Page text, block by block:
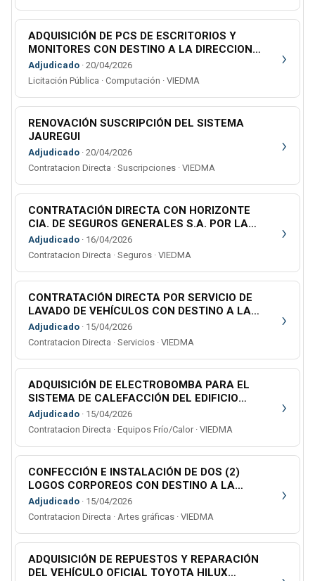
ADQUISICIÓN DE PCS DE ESCRITORIOS Y
MONITORES CON DESTINO A LA DIRECCION
GRAL DE SISTEMAS DEL STJ Y AL MINISTERIO
PÚBLICO
Adjudicado · 20/04/2026
Licitación Pública · Computación · VIEDMA
›
RENOVACIÓN SUSCRIPCIÓN DEL SISTEMA
JAUREGUI
Adjudicado · 20/04/2026
Contratacion Directa · Suscripciones · VIEDMA
›
CONTRATACIÓN DIRECTA CON HORIZONTE
CIA. DE SEGUROS GENERALES S.A. POR LA
RENOVACIÓN DEL SEGURO DEL PARQUE
AUTOMOTOR DEL PODER JUDICIAL (AÑO 2026-
Adjudicado · 16/04/2026
Contratacion Directa · Seguros · VIEDMA
›
CONTRATACIÓN DIRECTA POR SERVICIO DE
LAVADO DE VEHÍCULOS CON DESTINO A LA
DELEGACIÓN CIRCUNSCRIPCIONAL DE LA 4º
CIRC. JUDICIAL
Adjudicado · 15/04/2026
Contratacion Directa · Servicios · VIEDMA
›
ADQUISICIÓN DE ELECTROBOMBA PARA EL
SISTEMA DE CALEFACCIÓN DEL EDIFICIO
ANEXO AL PILMAYQUEN DE LA CIUDAD DE S. C.
DE BARILOCHE
Adjudicado · 15/04/2026
Contratacion Directa · Equipos Frío/Calor · VIEDMA
›
CONFECCIÓN E INSTALACIÓN DE DOS (2)
LOGOS CORPOREOS CON DESTINO A LA
ESCUELA DE CAPACITACIÓN JUDICIAL
Adjudicado · 15/04/2026
Contratacion Directa · Artes gráficas · VIEDMA
›
ADQUISICIÓN DE REPUESTOS Y REPARACIÓN
DEL VEHÍCULO OFICIAL TOYOTA HILUX